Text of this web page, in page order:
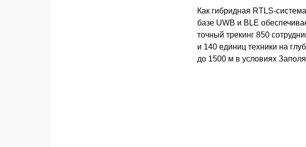
Как гибридная RTLS-
базе UWB и BLE
точный трекинг 850
и 140 единиц техники на
до 1500 м в условиях